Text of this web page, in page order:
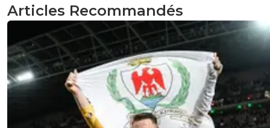
Articles Recommandés